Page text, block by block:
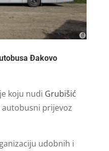
Đakovo
koju nudi Grubišić
autobusni prijevoz
udobnih i